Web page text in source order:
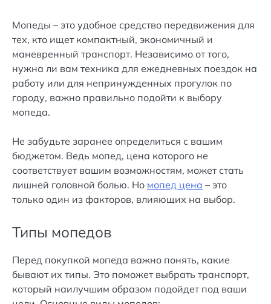
Мопеды – это удобное средство передвижения для
тех, кто ищет компактный, экономичный и
маневренный транспорт. Независимо от того,
нужна ли вам техника для ежедневных поездок на
работу или для непринужденных прогулок по
городу, важно правильно подойти к выбору
мопеда.
Не забудьте заранее определиться с вашим
бюджетом. Ведь мопед, цена которого не
соответствует вашим возможностям, может стать
лишней головной болью. Но мопед цена – это
только один из факторов, влияющих на выбор.
Типы мопедов
Перед покупкой мопеда важно понять, какие
бывают их типы. Это поможет выбрать транспорт,
который наилучшим образом подойдет под ваши